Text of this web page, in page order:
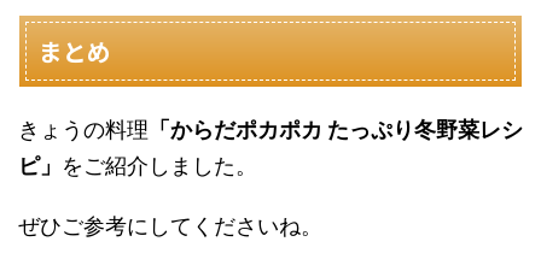
まとめ
きょうの料理 「からだポカポカ たっぷり冬野菜レシ
ピ」 をご紹介しました。
ぜひご参考にしてくださいね。